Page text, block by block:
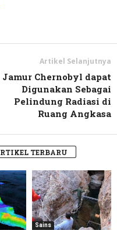
Artikel Selanjutnya
Jamur Chernobyl dapat
Digunakan Sebagai
Pelindung Radiasi di
Ruang Angkasa
TERBARU
Sains